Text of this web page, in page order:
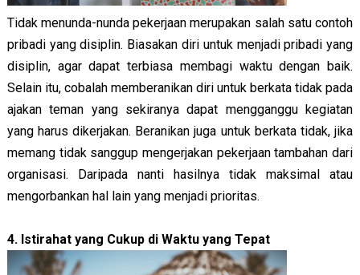
Tidak menunda-nunda pekerjaan merupakan salah satu contoh
pribadi yang disiplin. Biasakan diri untuk menjadi pribadi yang
disiplin, agar dapat terbiasa membagi waktu dengan baik.
Selain itu, cobalah memberanikan diri untuk berkata tidak pada
ajakan teman yang sekiranya dapat mengganggu kegiatan
yang harus dikerjakan. Beranikan juga untuk berkata tidak, jika
memang tidak sanggup mengerjakan pekerjaan tambahan dari
organisasi. Daripada nanti hasilnya tidak maksimal atau
mengorbankan hal lain yang menjadi prioritas.
4. Istirahat yang Cukup di Waktu yang Tepat